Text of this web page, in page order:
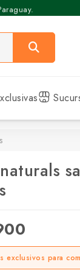
exclusivos para